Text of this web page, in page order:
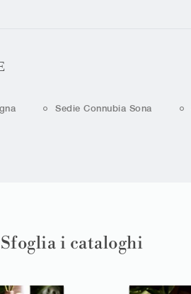
Sedie Connubia Sona
Sfoglia i cataloghi